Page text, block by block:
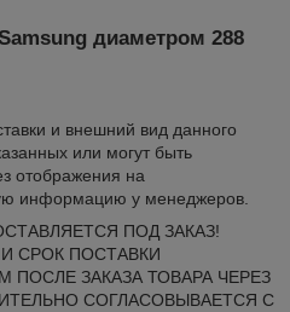
диаметром 288
и внешний вид данного
или могут быть
отображения на
информацию у менеджеров.
ПОД ЗАКАЗ!
СРОК ПОСТАВКИ
ЗАКАЗА ТОВАРА ЧЕРЕЗ
СОГЛАСОВЫВАЕТСЯ С